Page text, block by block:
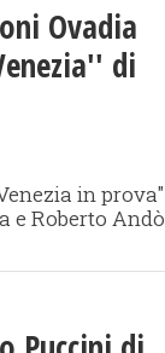
Ovadia
di
in prova"
e Roberto Andò.